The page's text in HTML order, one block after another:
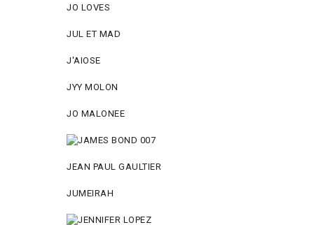
JO LOVES
JUL ET MAD
J'AIOSE
JYY МОLON
JO MАLОNEE
JEAN PAUL GAULTIER
JUMEIRAH